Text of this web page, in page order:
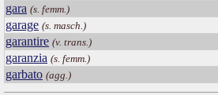
gara (s. femm.)
garage (s. masch.)
garantire (v. trans.)
garanzia (s. femm.)
garbato (agg.)